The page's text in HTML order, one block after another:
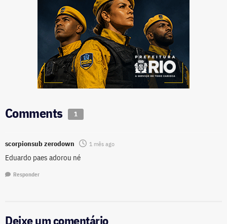
Comments 1
scorpionsub zerodown 1 mês ago
Eduardo paes adorou né
Responder
Deixe um comentário